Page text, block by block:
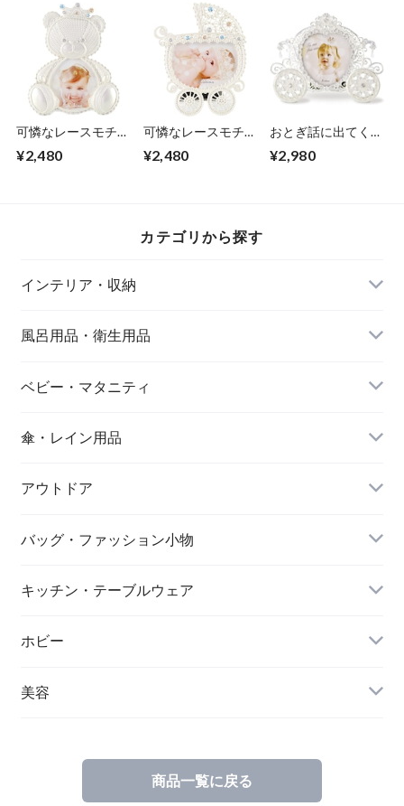
体サイズ28×2×高さ
24cm サービス4枚
写真はカットせずに
重ね合わせて4枚入
れられます エンヴ
ェールヘルック(R)
体サイズ38×1.5×高
さ26.5cm スクエア
12枚 切らずに飾れ
る12ヶ月フレーム
エンヴェールヘルッ
ク(R)
イズ14×1×高さ
13cm 定形外1枚 赤
ちゃんの写真をより
ハッピーな雰囲気に
彩る エンヴェール
ヘルック(R)
可憐なレースモチー
フォトフレーム 卓
ルヘルック(R)
¥2,480
可憐なレースモチー
フォトフレーム 卓
赤ちゃんの写真をよ
¥2,480
おとぎ話に出てくる
ベビー フォトフレ
エンヴェールヘルッ
¥2,980
カテゴリから探す
インテリア・収納
風呂用品・衛生用品
ベビー・マタニティ
傘・レイン用品
アウトドア
バッグ・ファッション小物
キッチン・テーブルウェア
ホビー
美容
商品一覧に戻る